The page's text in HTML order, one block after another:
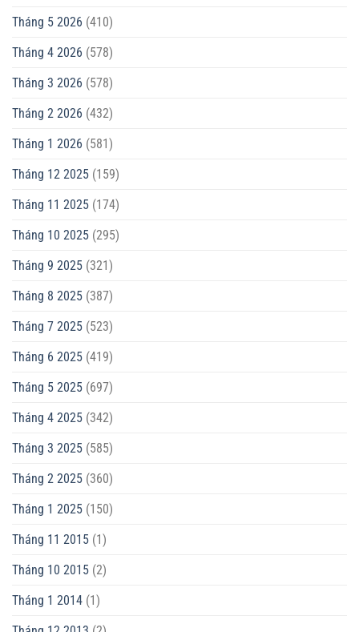
Tháng 5 2026 (410)
Tháng 4 2026 (578)
Tháng 3 2026 (578)
Tháng 2 2026 (432)
Tháng 1 2026 (581)
Tháng 12 2025 (159)
Tháng 11 2025 (174)
Tháng 10 2025 (295)
Tháng 9 2025 (321)
Tháng 8 2025 (387)
Tháng 7 2025 (523)
Tháng 6 2025 (419)
Tháng 5 2025 (697)
Tháng 4 2025 (342)
Tháng 3 2025 (585)
Tháng 2 2025 (360)
Tháng 1 2025 (150)
Tháng 11 2015 (1)
Tháng 10 2015 (2)
Tháng 1 2014 (1)